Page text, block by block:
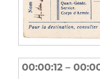
00:00:12 –